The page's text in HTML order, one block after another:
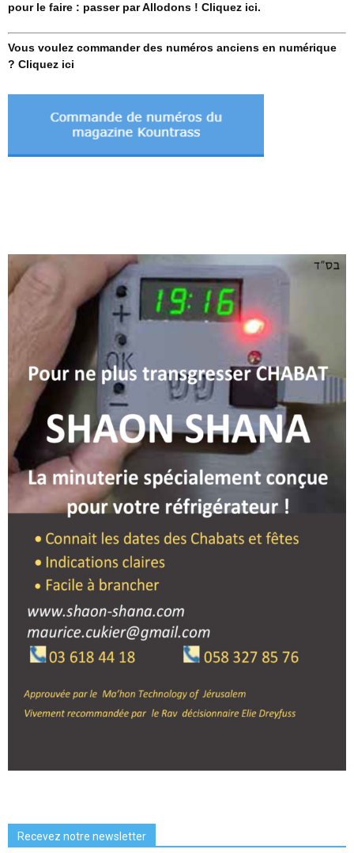
pour le faire : passer par Allodons ! Cliquez ici.
Vous voulez commander des numéros anciens en numérique
? Cliquez ici
Recevez notre newsletter